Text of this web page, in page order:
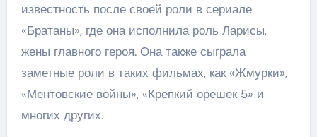
известность после своей роли в сериале
«Братаны», где она исполнила роль Ларисы,
жены главного героя. Она также сыграла
заметные роли в таких фильмах, как «Жмурки»,
«Ментовские войны», «Крепкий орешек 5» и
многих других.